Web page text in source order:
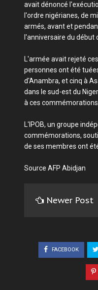
avait dénoncé
l'ordre nigérianes, de
armés, avant et
l'anniversaire du début
L'armée avait rejeté
personnes ont été
d'Anambra, et cinq à
dans le sud-est du
à ces
L'IPOB, un groupe
commémorations,
de ses membres ont
Source AFP Abidjan
Newer Post
FACEBOOK